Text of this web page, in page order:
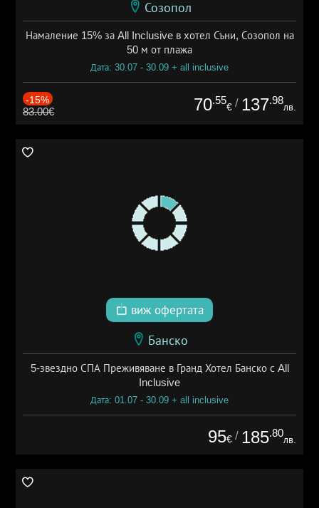
Созопол
Намаление 15% за All Inclusive в хотел Съни, Созопол на
50 м от плажа
Дата: 30.07 - 30.09 + all inclusive
-15%
83.00€ 70.55
€ / 137.98
лв.
виж офертата
Банско
5-звездно СПА Преживяване в Гранд Хотел Банско с All
Inclusive
Дата: 01.07 - 30.09 + all inclusive
95€ / 185.80
лв.